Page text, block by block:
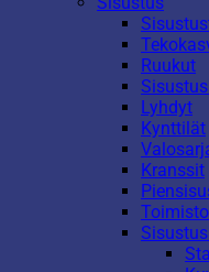
Ruukut
Lyhdyt
Kynttilät
Kranssit